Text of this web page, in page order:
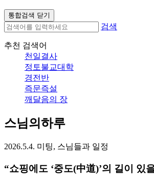
통합검색 닫기
검색
추천 검색어
천일결사
정토불교대학
경전반
즉문즉설
깨달음의 장
스님의하루
2026.5.4. 미팅, 스님들과 일정
“쇼핑에도 ‘중도(中道)’의 길이 있